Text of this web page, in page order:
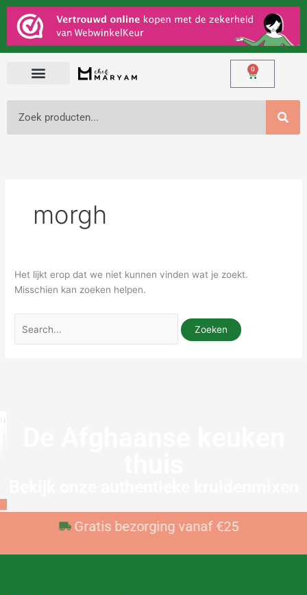
Ga
naar
inhoud
0
Winkelwagen
morgh
Het lijkt erop dat we niet kunnen vinden wat je zoekt.
Misschien kan zoeken helpen.
Zoek
naar:
Gratis bezorging vanaf €25
Voor 23:59 besteld, vandaag verzonden